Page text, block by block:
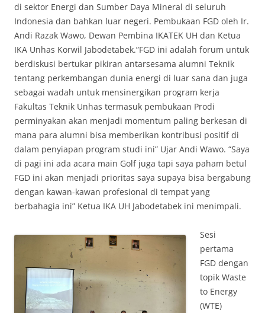
di sektor Energi dan Sumber Daya Mineral di seluruh
Indonesia dan bahkan luar negeri. Pembukaan FGD oleh Ir.
Andi Razak Wawo, Dewan Pembina IKATEK UH dan Ketua
IKA Unhas Korwil Jabodetabek.”FGD ini adalah forum untuk
berdiskusi bertukar pikiran antarsesama alumni Teknik
tentang perkembangan dunia energi di luar sana dan juga
sebagai wadah untuk mensinergikan program kerja
Fakultas Teknik Unhas termasuk pembukaan Prodi
perminyakan akan menjadi momentum paling berkesan di
mana para alumni bisa memberikan kontribusi positif di
dalam penyiapan program studi ini” Ujar Andi Wawo. “Saya
di pagi ini ada acara main Golf juga tapi saya paham betul
FGD ini akan menjadi prioritas saya supaya bisa bergabung
dengan kawan-kawan profesional di tempat yang
berbahagia ini” Ketua IKA UH Jabodetabek ini menimpali.
Sesi
pertama
FGD dengan
topik Waste
to Energy
(WTE)